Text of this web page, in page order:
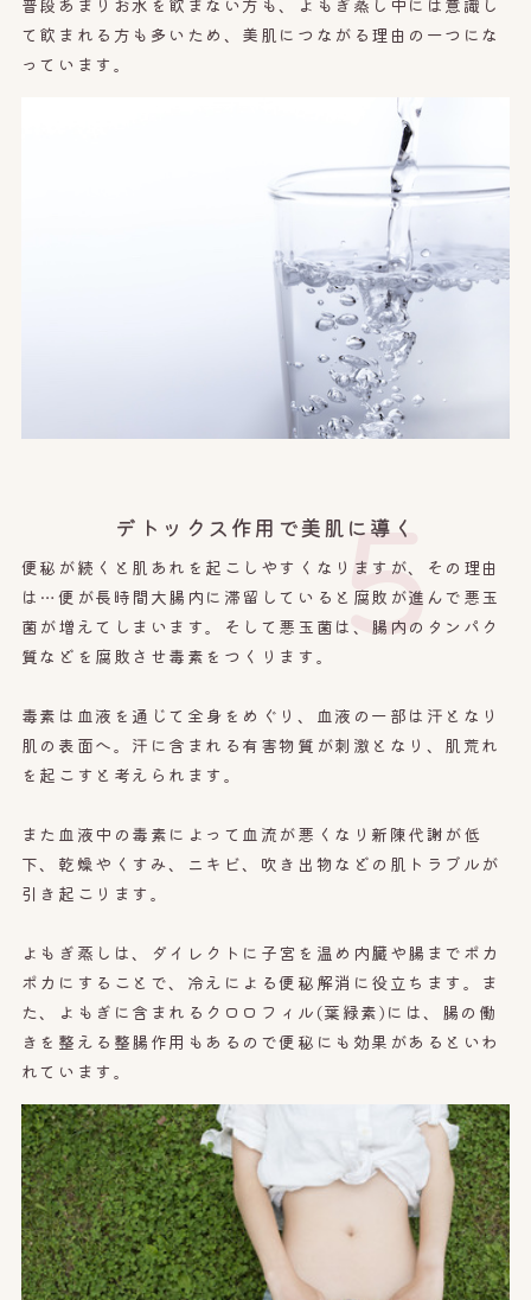
て飲まれる方も多いため、美肌につながる理由の一つにな
っています。
デトックス作用で美肌に導く
5
便秘が続くと肌あれを起こしやすくなりますが、その理由
は…便が長時間大腸内に滞留していると腐敗が進んで悪玉
菌が増えてしまいます。そして悪玉菌は、腸内のタンパク
質などを腐敗させ毒素をつくります。
毒素は血液を通じて全身をめぐり、血液の一部は汗となり
肌の表面へ。汗に含まれる有害物質が刺激となり、肌荒れ
を起こすと考えられます。
また血液中の毒素によって血流が悪くなり新陳代謝が低
下、乾燥やくすみ、ニキビ、吹き出物などの肌トラブルが
引き起こります。
よもぎ蒸しは、ダイレクトに子宮を温め内臓や腸までポカ
ポカにすることで、冷えによる便秘解消に役立ちます。ま
た、よもぎに含まれるクロロフィル(葉緑素)には、 腸の働
きを整える 整腸作用もある ので便秘にも効果があるといわ
れています。